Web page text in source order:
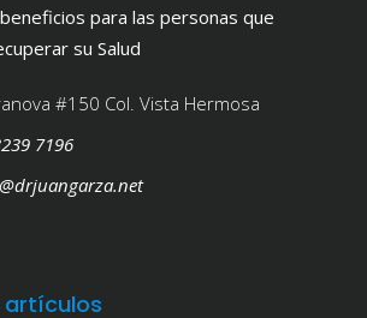
para las personas que
su Salud
#150 Col. Vista Hermosa
7196
artículos